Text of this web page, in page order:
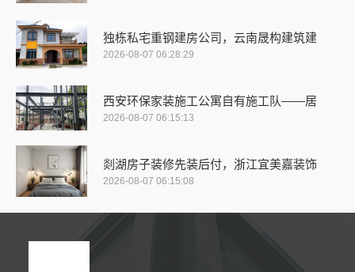
独栋私宅重钢建房公司，云南晟构建筑建
2026-08-07 06:28:29
西安环保家装施工公寓自有施工队——居
2026-08-07 06:15:13
剡湖房子装修先装后付，浙江宜美嘉装饰
2026-08-07 06:15:08